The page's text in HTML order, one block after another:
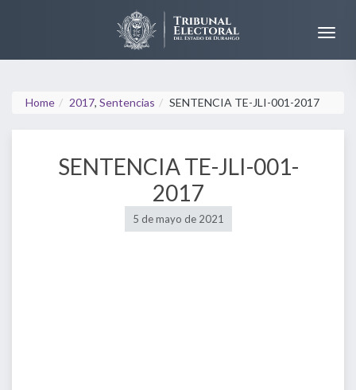
Home 2017, Sentencias SENTENCIA TE-JLI-001-2017
SENTENCIA TE-JLI-001-
2017
5 de mayo de 2021